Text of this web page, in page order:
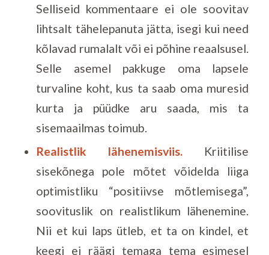
Selliseid kommentaare ei ole soovitav
lihtsalt tähelepanuta jätta, isegi kui need
kõlavad rumalalt või ei põhine reaalsusel.
Selle asemel pakkuge oma lapsele
turvaline koht, kus ta saab oma muresid
kurta ja püüdke aru saada, mis ta
sisemaailmas toimub.
Realistlik lähenemisviis. Kriitilise
sisekõnega pole mõtet võidelda liiga
optimistliku “positiivse mõtlemisega”,
soovituslik on realistlikum lähenemine.
Nii et kui laps ütleb, et ta on kindel, et
keegi ei räägi temaga tema esimesel